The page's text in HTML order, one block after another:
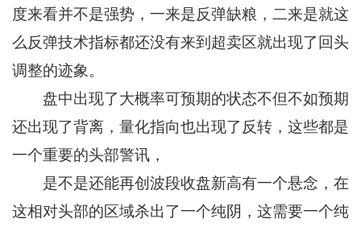
度来看并不是强势，一来是反弹缺粮，二来是就这
么反弹技术指标都还没有来到超卖区就出现了回头
调整的迹象。
盘中出现了大概率可预期的状态不但不如预期
还出现了背离，量化指向也出现了反转，这些都是
一个重要的头部警讯，
是不是还能再创波段收盘新高有一个悬念，在
这相对头部的区域杀出了一个纯阴，这需要一个纯